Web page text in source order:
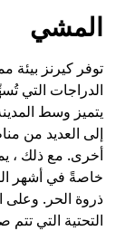
المشي
توفر كيرنز
الدراجات التي
يتميز وسط
إلى العديد من
أخرى. مع ذلك ،
خاصةً في أشهر
ذروة الحر. وعلى
التحتية التي